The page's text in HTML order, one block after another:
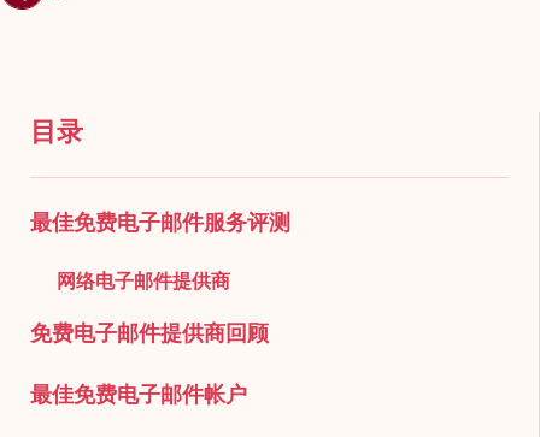
目录
最佳免费电子邮件服务评测
网络电子邮件提供商
免费电子邮件提供商回顾
最佳免费电子邮件帐户